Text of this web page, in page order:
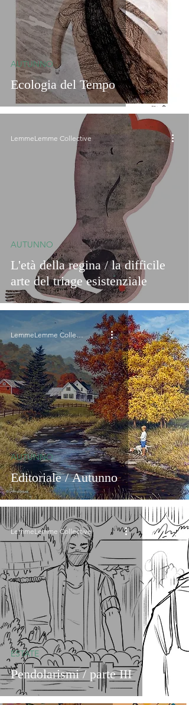
Ecologia del Tempo
AUTUNNO
L'età della regina / la difficile
arte del triage esistenziale
AUTUNNO
LemmeLemme Collective
Editoriale / Autunno
AUTUNNO
LemmeLemme Collective
Pendolarismi / parte III
ESTATE
LemmeLemme Collective